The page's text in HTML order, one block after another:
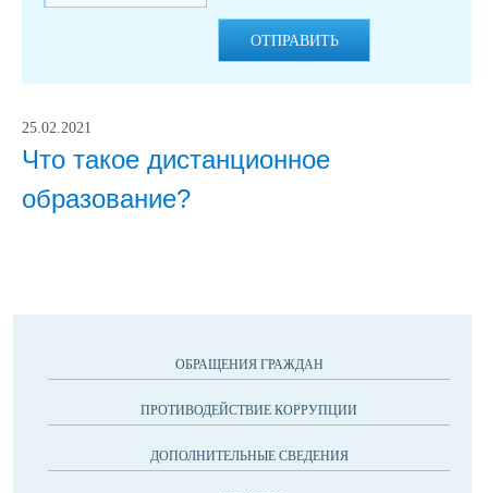
ОТПРАВИТЬ
25.02.2021
Что такое дистанционное
образование?
ОБРАЩЕНИЯ ГРАЖДАН
ПРОТИВОДЕЙСТВИЕ КОРРУПЦИИ
ДОПОЛНИТЕЛЬНЫЕ СВЕДЕНИЯ